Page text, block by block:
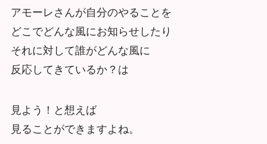
アモーレさんが自分のやることを
どこでどんな風にお知らせしたり
それに対して誰がどんな風に
反応してきているか？は
見よう！と想えば
見ることができますよね。